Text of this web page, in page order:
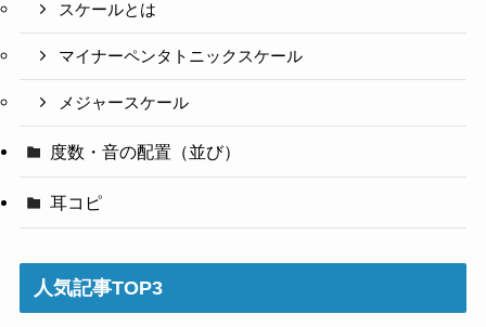
スケールとは
マイナーペンタトニックスケール
メジャースケール
度数・音の配置（並び）
耳コピ
人気記事TOP3